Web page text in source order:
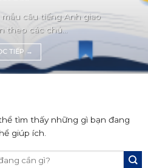
câu tiếng Anh giao
theo các chủ...
TIẾP →
tìm thấy những gì bạn đang
giúp ích.